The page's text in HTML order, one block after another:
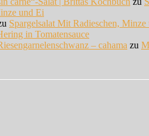
und Ei
Spargelsalat Mit Radieschen, Minze
in Tomatensauce
– cahama zu